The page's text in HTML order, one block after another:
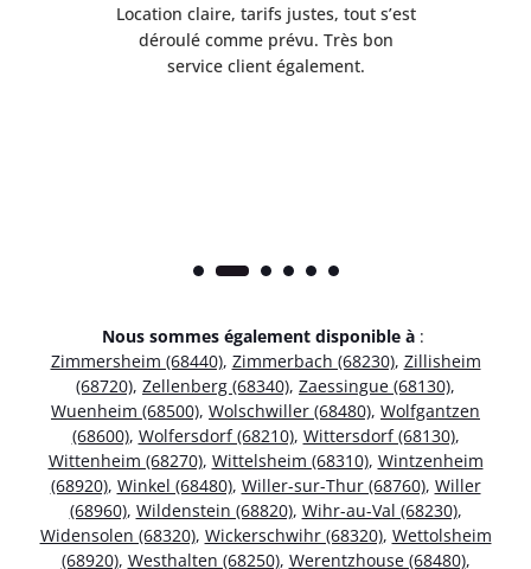
Location claire, tarifs justes, tout s’est
déroulé comme prévu. Très bon
service client également.
Nous sommes également disponible à :
Zimmersheim (68440), Zimmerbach (68230), Zillisheim
(68720), Zellenberg (68340), Zaessingue (68130),
Wuenheim (68500), Wolschwiller (68480), Wolfgantzen
(68600), Wolfersdorf (68210), Wittersdorf (68130),
Wittenheim (68270), Wittelsheim (68310), Wintzenheim
(68920), Winkel (68480), Willer-sur-Thur (68760), Willer
(68960), Wildenstein (68820), Wihr-au-Val (68230),
Widensolen (68320), Wickerschwihr (68320), Wettolsheim
(68920), Westhalten (68250), Werentzhouse (68480),